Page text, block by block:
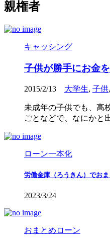
親権者
キャッシング
子供が勝手にお金
2015/2/13 大学生, 子供,
未成年の子供でも、高
ごとなどで、なにかと
ローン一本化
労働金庫（ろうきん）でお
2023/3/24
おまとめローン